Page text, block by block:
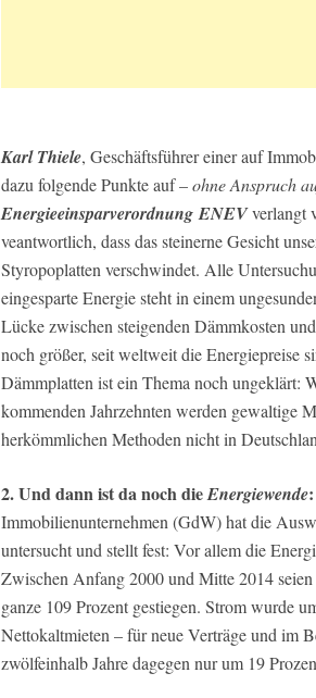
Karl Thiele, Geschäftsführer einer auf
dazu folgende Punkte auf –ohne Anspruch
Energieeinsparverordnung ENEVverlangt
veantwortlich, dass das steinerne Gesicht
Styropoplatten verschwindet. Alle
eingesparte Energie steht in einem
Lücke zwischen steigenden Dämmkosten
noch größer, seit weltweit die Energiepreise
Dämmplatten ist ein Thema noch ungeklärt:
kommenden Jahrzehnten werden gewaltige
herkömmlichen Methoden nicht in
2. Und dann ist da noch dieEnergiewende:
Immobilienunternehmen (GdW) hat die
untersucht und stellt fest: Vor allem die
Zwischen Anfang 2000 und Mitte 2014
ganze 109 Prozent gestiegen. Strom wurde
Nettokaltmieten – für neue Verträge und im
zwölfeinhalb Jahre dagegen nur um 19